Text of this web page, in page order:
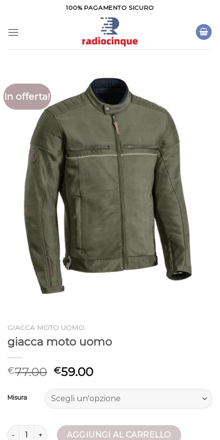
contenuti
100% PAGAMENTO SICURO
In offerta!
GIACCA MOTO UOMO
giacca moto uomo
€77.00 €59.00
Misura
giacca moto uomo quantitàAGGIUNGI AL CARRELLO